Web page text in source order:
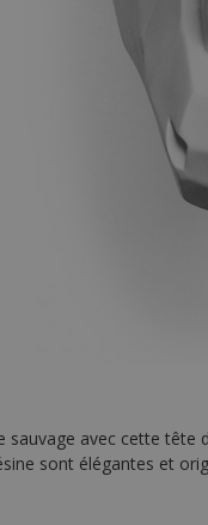
avec cette
sont élégantes et